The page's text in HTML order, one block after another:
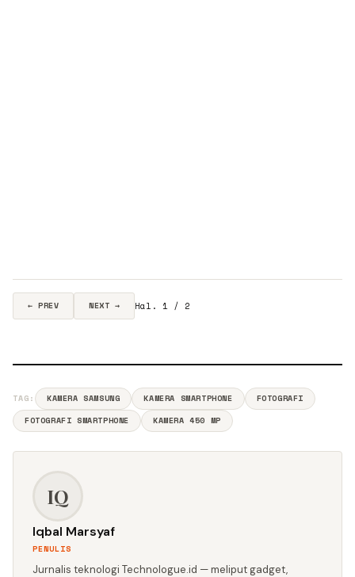
← PREV NEXT → Hal. 1 / 2
TAG: KAMERA SAMSUNG KAMERA SMARTPHONE
FOTOGRAFI
FOTOGRAFI SMARTPHONE
KAMERA 450 MP
IQ
Iqbal Marsyaf
PENULIS
Jurnalis teknologi Technologue.id — meliput gadget,